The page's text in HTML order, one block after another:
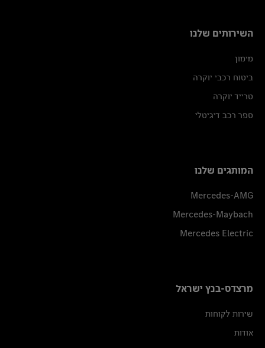
השירותים שלנו
מימון
ביטוח רכבי יוקרה
טרייד יוקרה
ספר רכב דיגיטלי
המותגים שלנו
Mercedes-AMG
Mercedes-Maybach
Mercedes Electric
מרצדס-בנץ ישראל
שירות לקוחות
אודות